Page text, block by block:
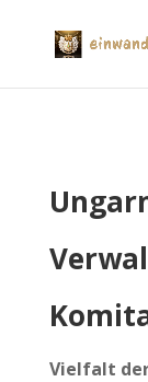
Vielfalt